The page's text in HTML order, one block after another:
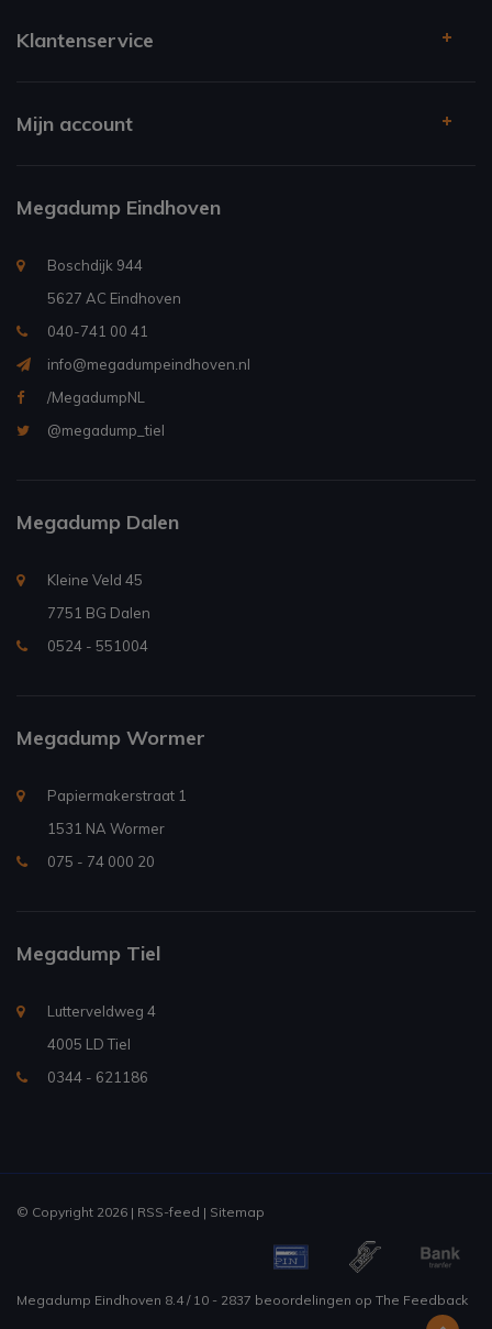
Klantenservice
Mijn account
Megadump Eindhoven
Boschdijk 944
5627 AC Eindhoven
040-741 00 41
info@megadumpeindhoven.nl
/MegadumpNL
@megadump_tiel
Megadump Dalen
Kleine Veld 45
7751 BG Dalen
0524 - 551004
Megadump Wormer
Papiermakerstraat 1
1531 NA Wormer
075 - 74 000 20
Megadump Tiel
Lutterveldweg 4
4005 LD Tiel
0344 - 621186
© Copyright 2026 | RSS-feed | Sitemap
Megadump Eindhoven 8.4/ 10 - 2837 beoordelingen op The Feedback